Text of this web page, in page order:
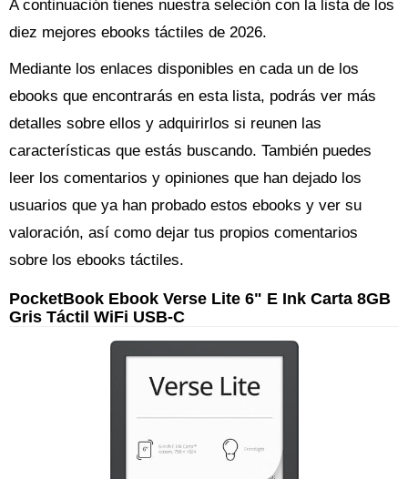
A continuación tienes nuestra seleción con la lista de los
diez mejores ebooks táctiles de 2026.
Mediante los enlaces disponibles en cada un de los
ebooks que encontrarás en esta lista, podrás ver más
detalles sobre ellos y adquirirlos si reunen las
características que estás buscando. También puedes
leer los comentarios y opiniones que han dejado los
usuarios que ya han probado estos ebooks y ver su
valoración, así como dejar tus propios comentarios
sobre los ebooks táctiles.
PocketBook Ebook Verse Lite 6" E Ink Carta 8GB
Gris Táctil WiFi USB-C